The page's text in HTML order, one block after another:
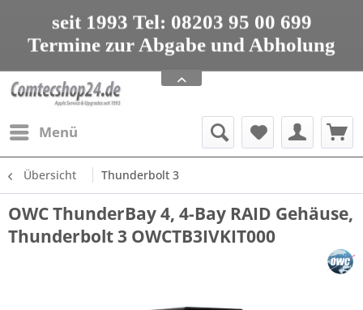
seit 1993 Tel: 08203 95 00 699
Termine zur Abgabe und Abholung
nur nach Vereinbarung
Apple Service, Upgrades und Zubehör
seit 1993 Tel: 08203 95 00 699
Menü
Übersicht Thunderbolt 3
OWC ThunderBay 4, 4-Bay RAID Gehäuse,
Thunderbolt 3 OWCTB3IVKIT000